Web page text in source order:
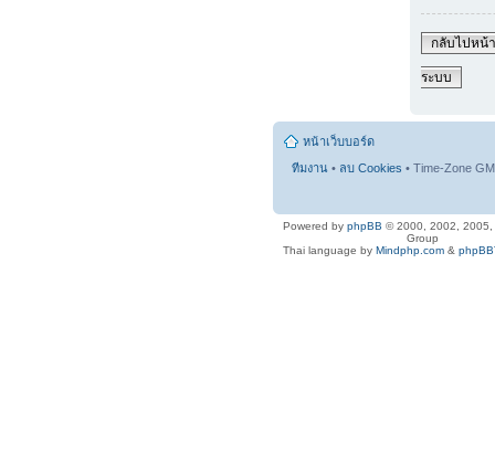
กลับไปหน้
ระบบ
หน้าเว็บบอร์ด
ทีมงาน • ลบ Cookies • Time-Zone
Powered by phpBB © 2000, 2002,
Group
Thai language by Mindphp.com&